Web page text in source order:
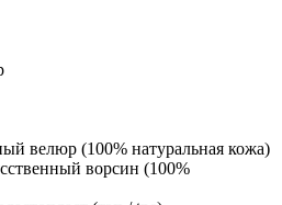
велюр (100% натуральная кожа)
ворсин (100%